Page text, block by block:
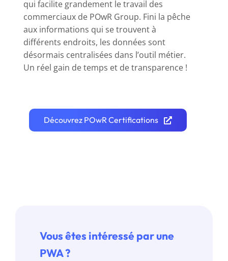
qui facilite grandement le travail des
commerciaux de POwR Group. Fini la pêche
aux informations qui se trouvent à
différents endroits, les données sont
désormais centralisées dans l’outil métier.
Un réel gain de temps et de transparence !
Découvrez POwR Certifications
Vous êtes intéressé par une
PWA ?